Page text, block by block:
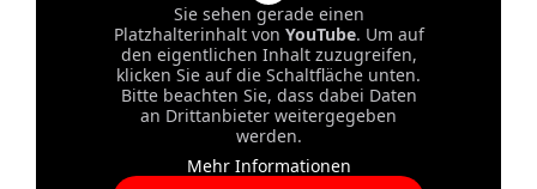
Sie sehen gerade einen
Platzhalterinhalt von YouTube. Um auf
den eigentlichen Inhalt zuzugreifen,
klicken Sie auf die Schaltfläche unten.
Bitte beachten Sie, dass dabei Daten
an Drittanbieter weitergegeben
werden.
Mehr Informationen